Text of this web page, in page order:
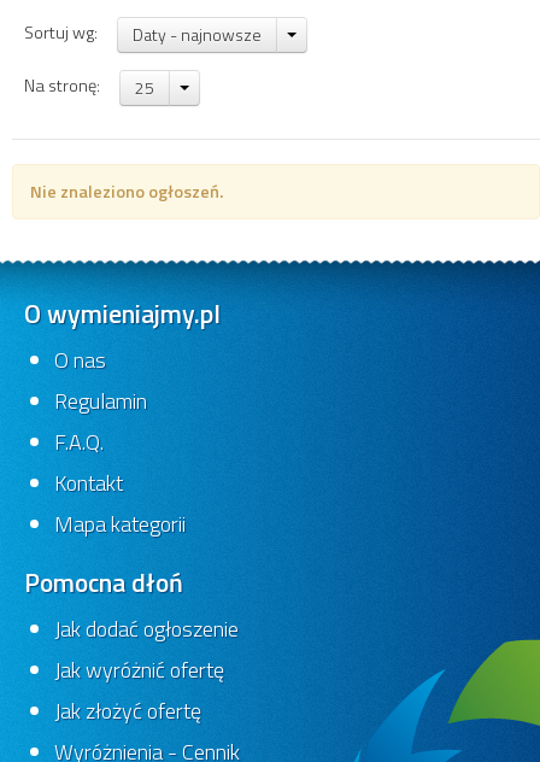
Sortuj wg:
Daty - najnowsze
Na stronę: 25
Nie znaleziono ogłoszeń.
O wymieniajmy.pl
O nas
Regulamin
F.A.Q.
Kontakt
Mapa kategorii
Pomocna dłoń
Jak dodać ogłoszenie
Jak wyróżnić ofertę
Jak złożyć ofertę
Wyróżnienia - Cennik